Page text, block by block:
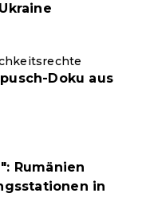
Doku aus
Rumänien
in